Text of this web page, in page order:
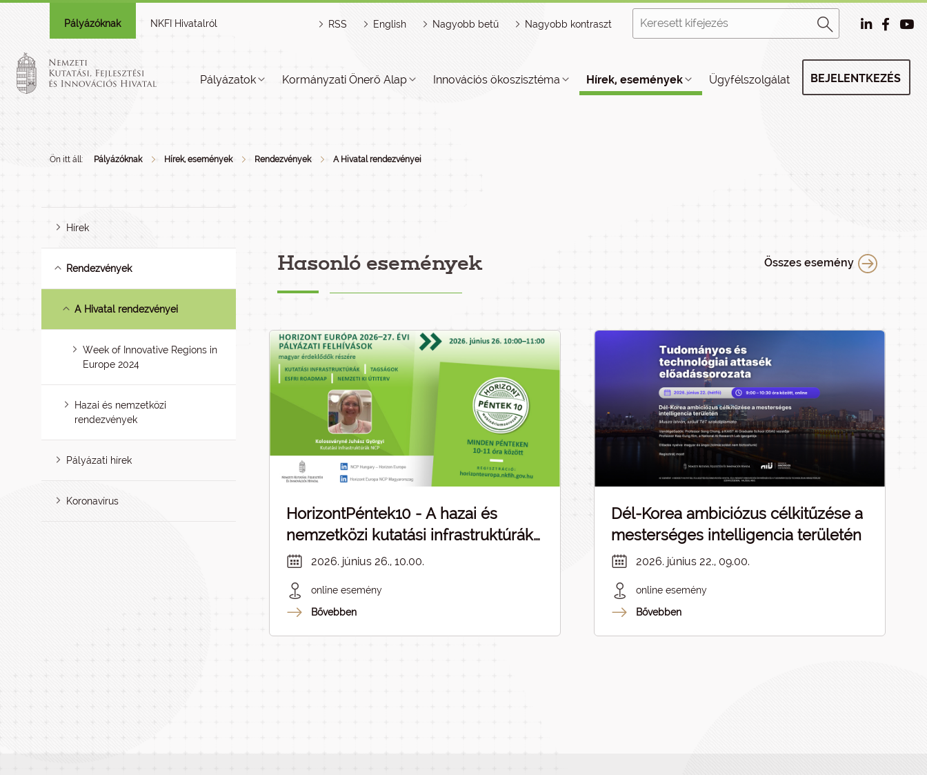
Pályázóknak NKFI Hivatalról RSS English Nagyobb betű Nagyobb kontraszt
Pályázatok Kormányzati Önerő Alap Innovációs ökoszisztéma Hírek, események Ügyfélszolgálat BEJELENTKEZÉS
Ön itt áll: Pályázóknak Hírek, események Rendezvények A Hivatal rendezvényei
Hírek
Rendezvények
A Hivatal rendezvényei
Week of Innovative Regions in
Europe 2024
Hazai és nemzetközi
rendezvények
Pályázati hírek
Koronavírus
Hasonló események Összes esemény
HorizontPéntek10 - A hazai és
nemzetközi kutatási infrastruktúrák
kapcsolódásai - ELMARAD
2026. június 26., 10.00.
online esemény
Bővebben
Dél-Korea ambiciózus célkitűzése a
mesterséges intelligencia területén
2026. június 22., 09.00.
online esemény
Bővebben